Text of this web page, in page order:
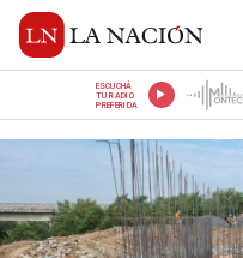
ESCUCHÁ
TU RADIO
PREFERIDA